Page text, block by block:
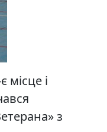
місце і
з